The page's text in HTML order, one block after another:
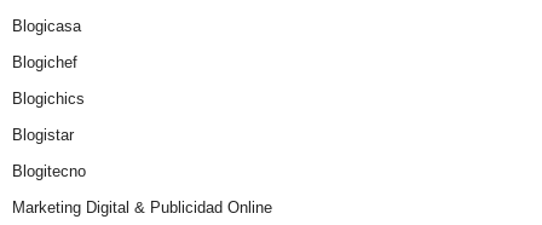
Blogicasa
Blogichef
Blogichics
Blogistar
Blogitecno
Marketing Digital & Publicidad Online